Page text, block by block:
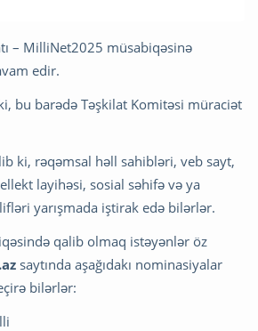
– MilliNet2025 müsabiqəsinə
edir.
bu barədə Təşkilat Komitəsi müraciət
ki, rəqəmsal həll sahibləri, veb sayt,
layihəsi, sosial səhifə və ya
yarışmada iştirak edə bilərlər.
qalib olmaq istəyənlər öz
saytında aşağıdakı nominasiyalar
bilərlər: